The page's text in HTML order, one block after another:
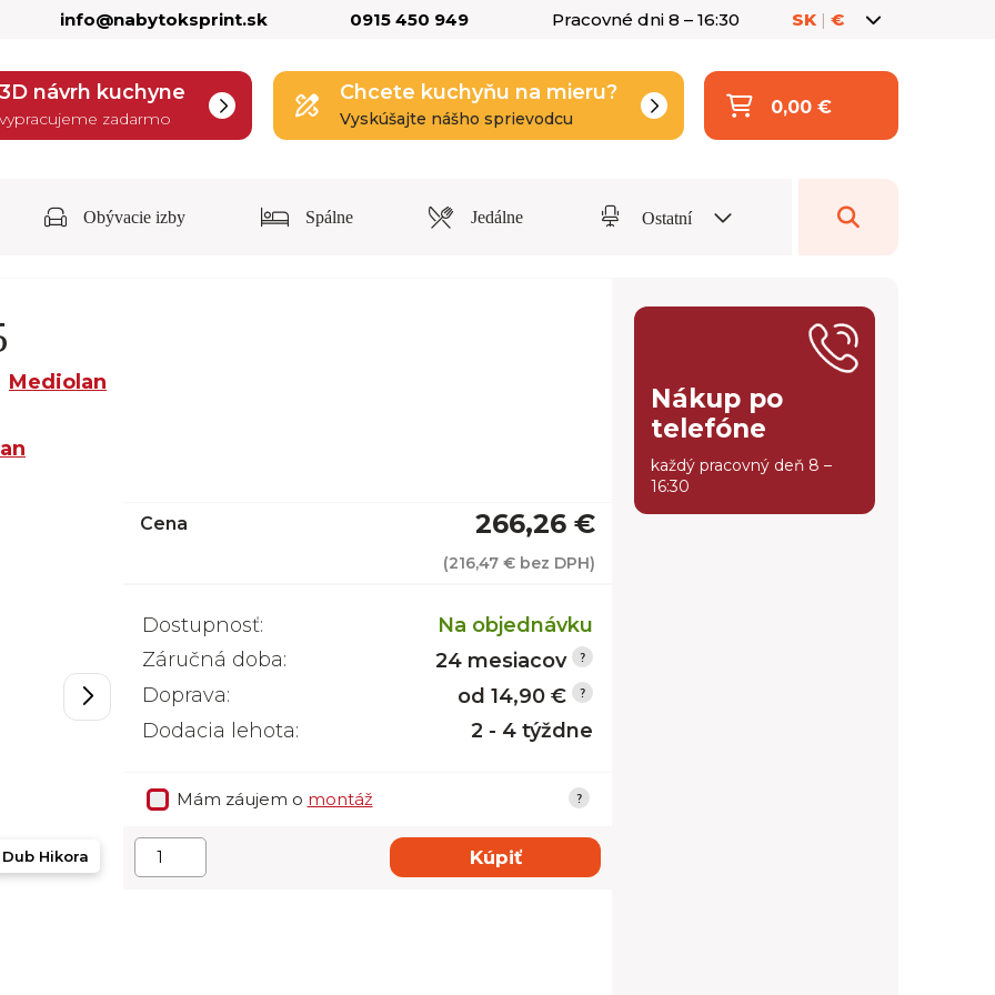
info@nabytoksprint.sk 0915 450 949 Pracovné dni 8 – 16:30 SK | €
3D návrh kuchyne
vypracujeme zadarmo
Chcete kuchyňu na mieru?
Vyskúšajte nášho sprievodcu
0,00 €
Obývacie izby Spálne Jedálne Ostatní
Mediolan
Dub Hikora Dub Hikora + nožky + LED
Cena 266,26 €
(216,47 € bez DPH)
Dostupnosť:
Na objednávku
Záručná doba:
24 mesiacov
Doprava:
od 14,90 €
Dodacia lehota:
2 - 4 týždne
Mám záujem o montáž
Kúpiť
Nákup po
telefóne
každý pracovný deň 8 –
16:30